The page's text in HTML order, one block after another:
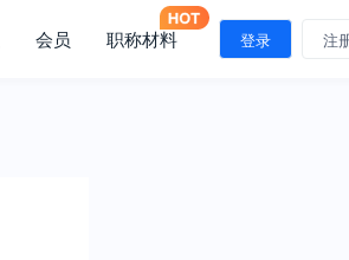
会员 职称材料 登录 注